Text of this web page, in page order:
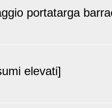
portatarga
elevati]